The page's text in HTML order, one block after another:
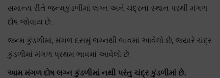
સમાન્ય રીતે જન્મકુંડળીમાં લગ્ન અને ચંદ્રના સ્થાન પરથી મંગળ
દોષ જોવાય છે.
જન્મ કુંડળીમાં, મંગળ દસમું લગ્નથી ભાવમાં આવેલો છે, જયારે ચંદ્ર
કુંડળીમાં મંગળ પ્રથમ ભાવમાં આવેલો છે.
આમ મંગળ દોષ લગ્ન કુંડળીમાં નથી પરંતુ ચંદ્ર કુંડળીમાં છે.